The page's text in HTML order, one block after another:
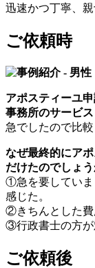
迅速かつ丁寧、親
ご依頼時
アポスティーユ
事務所のサービ
急でしたので比較
なぜ最終的にア
だけたのでしょ
①急を要していま
感じた。
②きちんとした費
③行政書士の方が
ご依頼後